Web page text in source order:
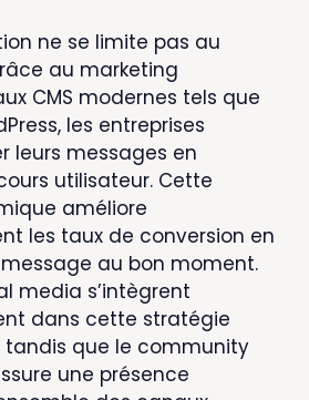
ne se limite pas au
au marketing
CMS modernes tels que
les entreprises
leurs messages en
utilisateur. Cette
améliore
les taux de conversion en
au bon moment.
media s’intègrent
dans cette stratégie
tandis que le community
une présence